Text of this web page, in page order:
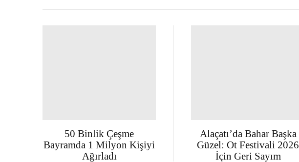
50 Binlik Çeşme
Bayramda 1 Milyon Kişiyi
Ağırladı
Alaçatı’da Bahar Başka
Güzel: Ot Festivali 2026
İçin Geri Sayım